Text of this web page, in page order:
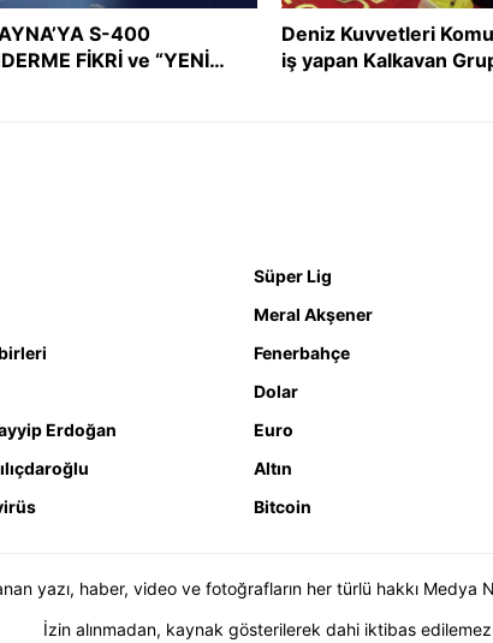
S-400
FİKRİ ve “YENİ
Deniz Kuvvetleri
iş yapan Kalkavan
Erdoğan
Süper Lig
Meral Akşener
Fenerbahçe
Dolar
Euro
Altın
Bitcoin
yazı, haber, video ve fotoğrafların her türlü hakkı Medya
İzin alınmadan, kaynak gösterilerek dahi iktibas